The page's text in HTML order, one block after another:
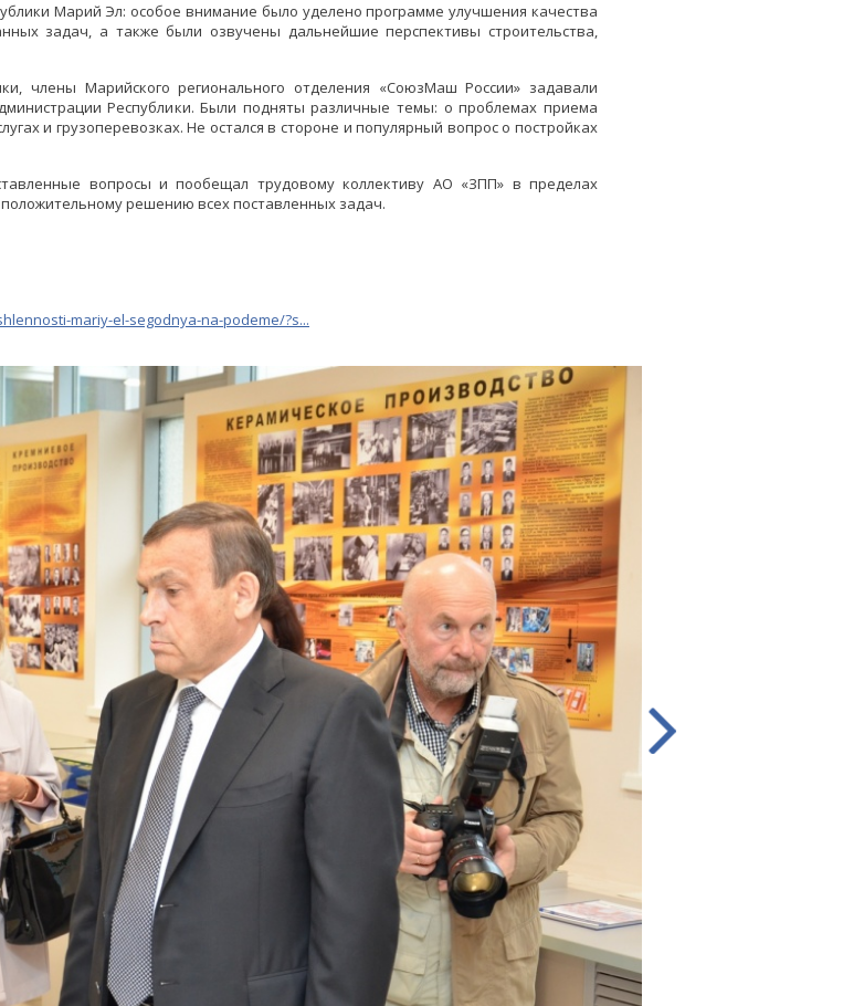
Марий Эл: особое внимание было уделено программе улучшения качества
задач, а также были озвучены дальнейшие перспективы строительства,
члены Марийского регионального отделения «СоюзМаш России» задавали
Республики. Были подняты различные темы: о проблемах приема
и грузоперевозках. Не остался в стороне и популярный вопрос о постройках
вопросы и пообещал трудовому коллективу АО «ЗПП» в пределах
решению всех поставленных задач.
mariy-el-segodnya-na-podeme/?s...